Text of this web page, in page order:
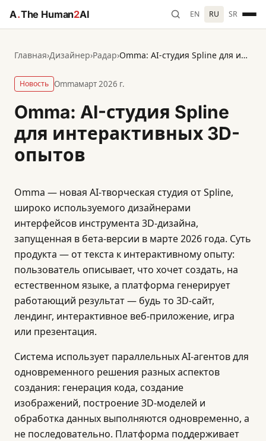
A.The Human2AI EN RU SR
Главная›Дизайнер›Радар› Omma: AI-студия Spline для интерактивных 3D-опытов
Новость Ommaмарт 2026 г.
Omma: AI-студия Spline
для интерактивных 3D-
опытов
Omma — новая AI-творческая студия от Spline,
широко используемого дизайнерами
интерфейсов инструмента 3D-дизайна,
запущенная в бета-версии в марте 2026 года. Суть
продукта — от текста к интерактивному опыту:
пользователь описывает, что хочет создать, на
естественном языке, а платформа генерирует
работающий результат — будь то 3D-сайт,
лендинг, интерактивное веб-приложение, игра
или презентация.
Система использует параллельных AI-агентов для
одновременного решения разных аспектов
создания: генерация кода, создание
изображений, построение 3D-моделей и
обработка данных выполняются одновременно, а
не последовательно. Платформа поддерживает